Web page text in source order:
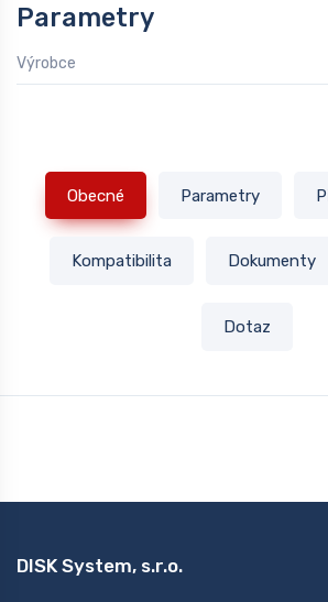
Parametry
Výrobce
Obecné Parametry
Kompatibilita Dokumenty
Dotaz
DISK System, s.r.o.